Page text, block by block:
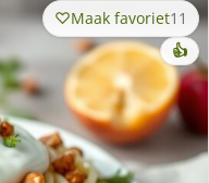
Maak favoriet11
👍